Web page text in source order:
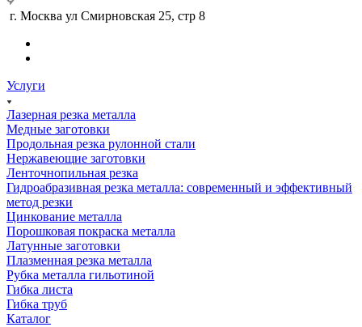
г. Москва ул Смирновская 25, стр 8
Услуги
Лазерная резка металла
Медные заготовки
Продольная резка рулонной стали
Нержавеющие заготовки
Ленточнопильная резка
Гидроабразивная резка металла: современный и эффективный
метод резки
Цинкование металла
Порошковая покраска металла
Латунные заготовки
Плазменная резка металла
Рубка металла гильотиной
Гибка листа
Гибка труб
Каталог